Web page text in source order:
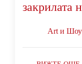
Art и Шоу